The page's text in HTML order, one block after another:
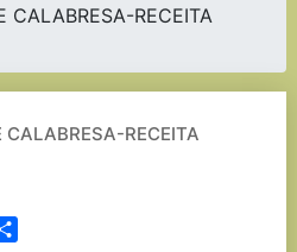
CALABRESA-RECEITA
CALABRESA-RECEITA